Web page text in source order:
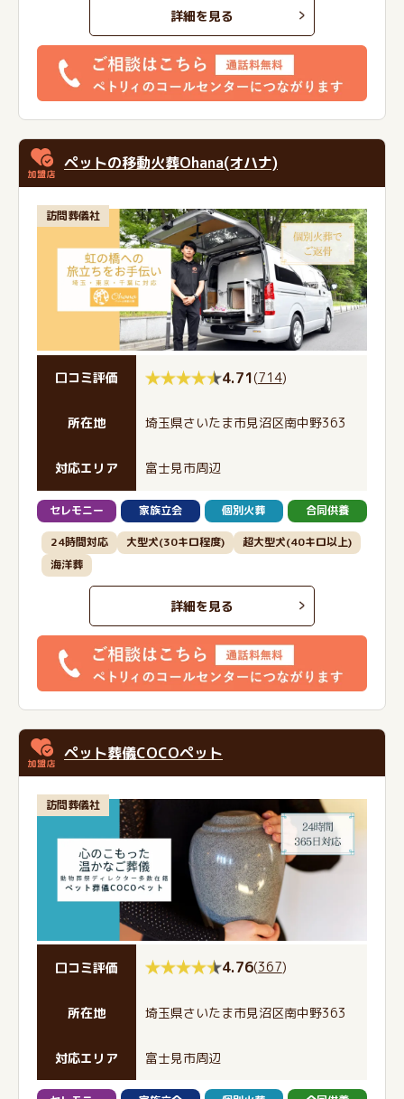
詳細を見る
ペットの移動⽕葬Ohana(オハナ)
訪問葬儀社
口コミ評価 4.71(714)
所在地 埼玉県さいたま市見沼区南中野363
対応エリア 富士見市周辺
セレモニー 家族立会 個別火葬 合同供養
24時間対応 大型犬(30キロ程度)
超大型犬(40キロ以上)
海洋葬
詳細を見る
ペット葬儀COCOペット
訪問葬儀社
口コミ評価 4.76(367)
所在地 埼玉県さいたま市見沼区南中野363
対応エリア 富士見市周辺